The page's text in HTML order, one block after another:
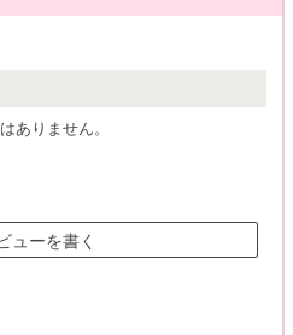
ありません。
ューを書く